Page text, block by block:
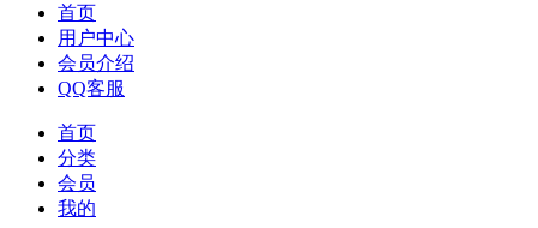
首页
用户中心
会员介绍
QQ客服
首页
分类
会员
我的